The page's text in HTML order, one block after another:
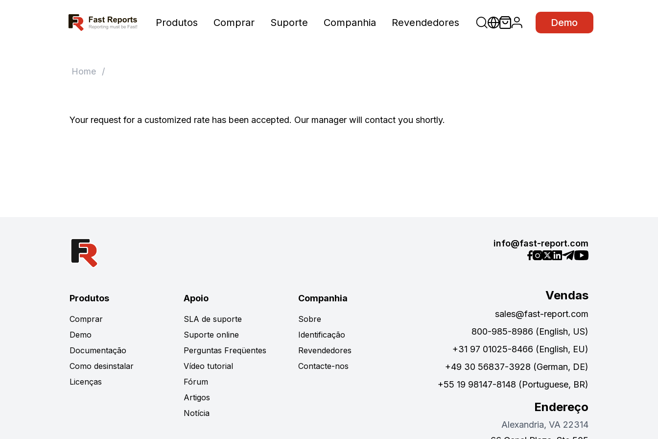
Fast Reports Produtos Comprar Suporte Companhia Revendedores Demo
Home /
Your request for a customized rate has been accepted. Our manager will contact you shortly.
info@fast-report.com
Vendas
sales@fast-report.com
800-985-8986 (English, US)
+31 97 01025-8466 (English, EU)
+49 30 56837-3928 (German, DE)
+55 19 98147-8148 (Portuguese, BR)
Endereço
Alexandria, VA 22314
Produtos
Comprar
Demo
Documentação
Como desinstalar
Licenças
Apoio
SLA de suporte
Suporte online
Perguntas Freqüentes
Vídeo tutorial
Fórum
Artigos
Notícia
Companhia
Sobre
Identificação
Revendedores
Contacte-nos